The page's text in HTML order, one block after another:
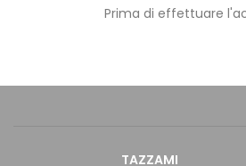
Prima di effettuare
TAZZAMI